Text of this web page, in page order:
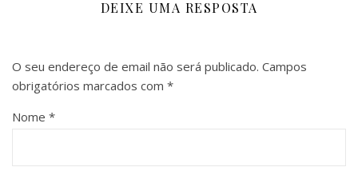
DEIXE UMA RESPOSTA
O seu endereço de email não será publicado. Campos
obrigatórios marcados com *
Nome *